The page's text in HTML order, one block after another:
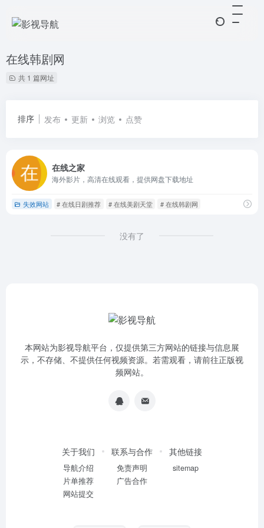
在线韩剧网
共 1 篇网址
排序 发布 更新 浏览 点赞
在线之家
海外影片，高清在线观看，提供网盘下载地址
失效网站 # 在线日剧推荐 # 在线美剧天堂 # 在线韩剧网
没有了
本网站为影视导航平台，仅提供第三方网站的链接与信息展
示，不存储、不提供任何视频资源。若需观看，请前往正版视
频网站。
关于我们
导航介绍
片单推荐
网站提交
联系与合作
免责声明
广告合作
其他链接
sitemap